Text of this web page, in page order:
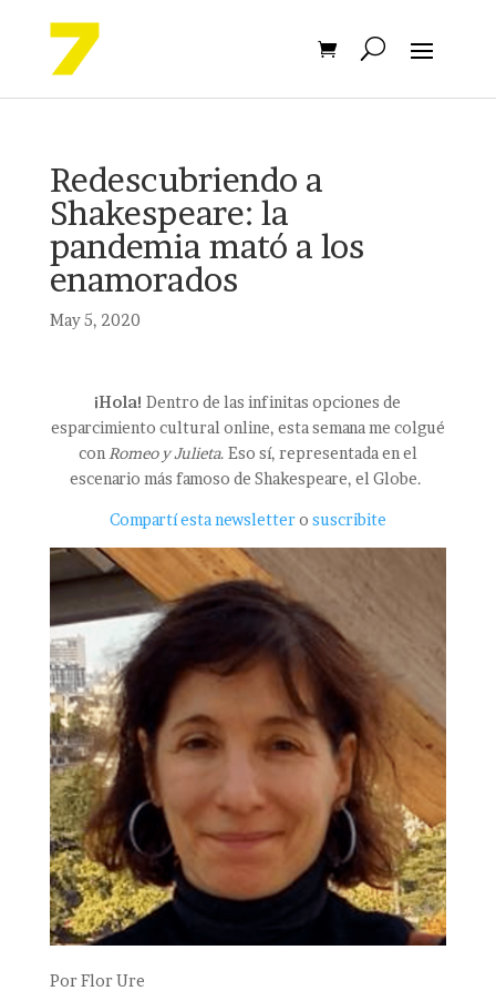
Redescubriendo a
Shakespeare: la
pandemia mató a los
enamorados
May 5, 2020
¡Hola! Dentro de las infinitas opciones de
esparcimiento cultural online, esta semana me colgué
con Romeo y Julieta. Eso sí, representada en el
escenario más famoso de Shakespeare, el Globe.
Compartí esta newslettero suscribite
PorFlor Ure